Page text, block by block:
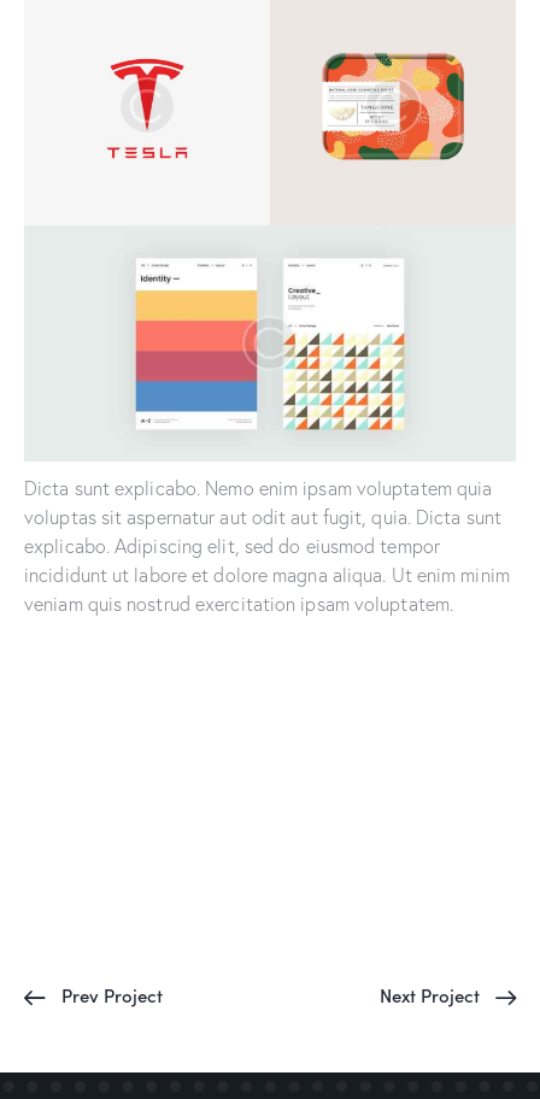
Dicta sunt explicabo. Nemo enim ipsam voluptatem quia
voluptas sit aspernatur aut odit aut fugit, quia. Dicta sunt
explicabo. Adipiscing elit, sed do eiusmod tempor
incididunt ut labore et dolore magna aliqua. Ut enim minim
veniam quis nostrud exercitation ipsam voluptatem.
Prev Project Next Project